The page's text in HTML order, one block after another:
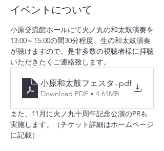
イベントについて
小原交流館ホールにて火ノ丸の和太鼓演奏を
13:00～15:00の間30分程度、生の和太鼓演奏
が聴けますので、是非多数の視聴者様に拝聴
いただきたくご連絡致します。
小原和太鼓フェスタ-.pdf
Download PDF • 4.61MB
また、11月に火ノ丸十周年記念公演のPRも
実施します。（チケット詳細はホームページ
に記載）